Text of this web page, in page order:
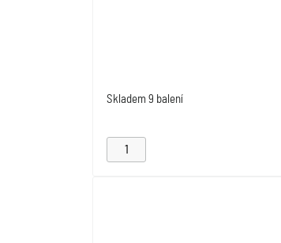
Skladem 9 balení